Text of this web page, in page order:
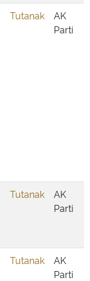
Tutanak
AK
Parti
Tutanak
AK
Parti
Tutanak
AK
Parti